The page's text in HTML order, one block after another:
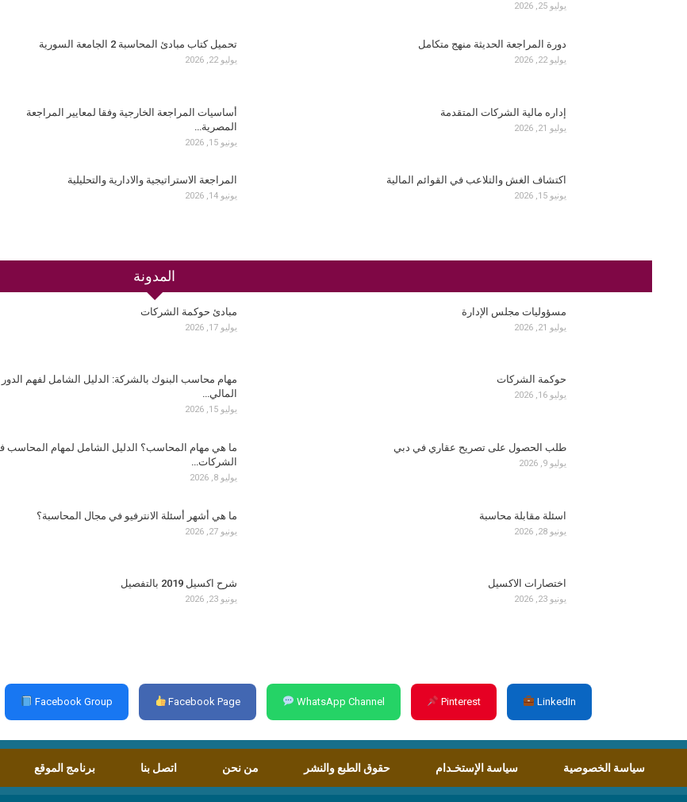
يوليو 25, 2026
دورة المراجعة الحديثة منهج متكامل
يوليو 22, 2026
تحميل كتاب مبادئ المحاسبة 2 الجامعة السورية
يوليو 22, 2026
إداره مالية الشركات المتقدمة
يوليو 21, 2026
أساسيات المراجعة الخارجية وفقا لمعايير المراجعة
المصرية…
يونيو 15, 2026
اكتشاف الغش والتلاعب في القوائم المالية
يونيو 15, 2026
المراجعة الاستراتيجية والادارية والتحليلية
يونيو 14, 2026
المدونة
مسؤوليات مجلس الإدارة
يوليو 21, 2026
مبادئ حوكمة الشركات
يوليو 17, 2026
حوكمة الشركات
يوليو 16, 2026
مهام محاسب البنوك بالشركة: الدليل الشامل لفهم الدور
المالي…
يوليو 15, 2026
طلب الحصول على تصريح عقاري في دبي
يوليو 9, 2026
ما هي مهام المحاسب؟ الدليل الشامل لمهام المحاسب
الشركات…
يوليو 8, 2026
اسئلة مقابلة محاسبة
يونيو 28, 2026
ما هي أشهر أسئلة الانترفيو في مجال المحاسبة؟
يونيو 27, 2026
اختصارات الاكسيل
يونيو 23, 2026
شرح اكسيل 2019 بالتفصيل
يونيو 23, 2026
Facebook Group Facebook Page WhatsApp Channel Pinterest LinkedIn
سياسة الخصوصية سياسة الإستخـدام حقوق الطبع والنشر من نحن اتصل بنا برنامج الموقع